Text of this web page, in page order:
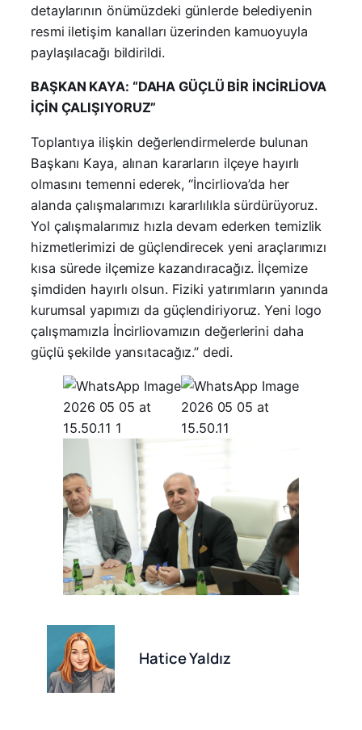
detaylarının önümüzdeki günlerde belediyenin
resmi iletişim kanalları üzerinden kamuoyuyla
paylaşılacağı bildirildi.
BAŞKAN KAYA: “DAHA GÜÇLÜ BİR İNCİRLİOVA
İÇİN ÇALIŞIYORUZ”
Toplantıya ilişkin değerlendirmelerde bulunan
Başkanı Kaya, alınan kararların ilçeye hayırlı
olmasını temenni ederek, “İncirliova’da her
alanda çalışmalarımızı kararlılıkla sürdürüyoruz.
Yol çalışmalarımız hızla devam ederken temizlik
hizmetlerimizi de güçlendirecek yeni araçlarımızı
kısa sürede ilçemize kazandıracağız. İlçemize
şimdiden hayırlı olsun. Fiziki yatırımların yanında
kurumsal yapımızı da güçlendiriyoruz. Yeni logo
çalışmamızla İncirliovamızın değerlerini daha
güçlü şekilde yansıtacağız.” dedi.
Hatice Yaldız